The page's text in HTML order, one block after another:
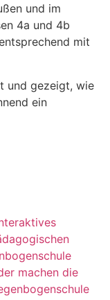
und im
4a und 4b
mit
und gezeigt, wie
ein
machen die